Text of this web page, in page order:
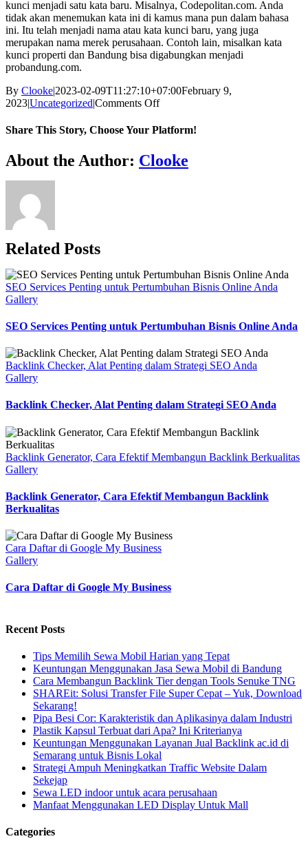
kunci menjadi satu kata baru. Misalnya, Codepolitan.com. Anda
tidak akan menemukan kata ini di kamus mana pun dalam bahasa
ini. Itu telah menjadi nama atau kata kunci baru, yang juga
merupakan nama merek perusahaan. Contoh lain, misalkan kata
kunci properti dan Bandung bisa digabungkan menjadi
probandung.com.
By Clooke|2023-02-09T11:27:10+07:00February 9,
2023|Uncategorized|Comments Offon
Memilih
Website
yang
Share This Story, Choose Your Platform!
Facebook
Twitter
Reddit
LinkedIn
WhatsApp
Tumblr
Pinterest
Vk
Xing
Email
About the Author: Clooke
Related Posts
SEO Services Penting untuk Pertumbuhan Bisnis Online Anda
Gallery
SEO Services Penting untuk Pertumbuhan Bisnis Online Anda
Backlink Checker, Alat Penting dalam Strategi SEO Anda
Gallery
Backlink Checker, Alat Penting dalam Strategi SEO Anda
Backlink Generator, Cara Efektif Membangun Backlink Berkualitas
Gallery
Backlink Generator, Cara Efektif Membangun Backlink
Berkualitas
Cara Daftar di Google My Business
Gallery
Cara Daftar di Google My Business
Recent Posts
Tips Memilih Sewa Mobil Harian yang Tepat
Keuntungan Menggunakan Jasa Sewa Mobil di Bandung
Cara Membangun Backlink Tier dengan Tools Senuke TNG
SHAREit: Solusi Transfer File Super Cepat – Yuk, Download
Sekarang!
Pipa Besi Cor: Karakteristik dan Aplikasinya dalam Industri
Plastik Kapsul Terbuat dari Apa? Ini Kriterianya
Keuntungan Menggunakan Layanan Jual Backlink ac.id di
Semarang untuk Bisnis Lokal
Strategi Ampuh Meningkatkan Traffic Website Dalam
Sekejap
Sewa LED indoor untuk acara perusahaan
Manfaat Menggunakan LED Display Untuk Mall
Categories